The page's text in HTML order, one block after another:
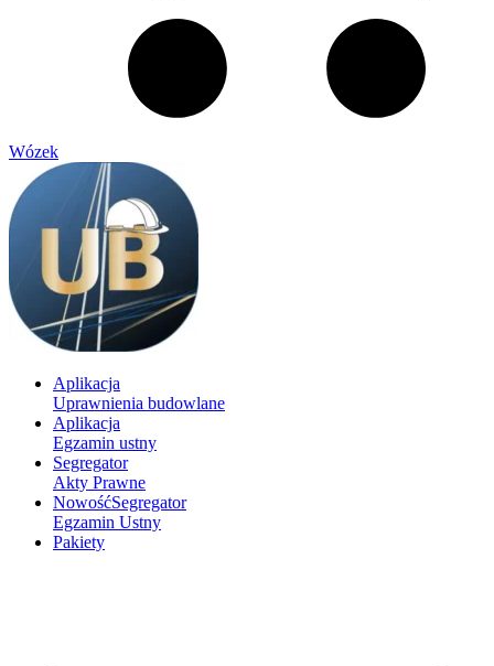
Wózek
Aplikacja
Uprawnienia budowlane
Aplikacja
Egzamin ustny
Segregator
Akty Prawne
NowośćSegregator
Egzamin Ustny
Pakiety